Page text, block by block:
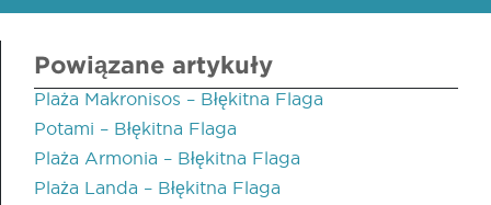
Powiązane artykuły
Plaża Makronisos – Błękitna Flaga
Potami – Błękitna Flaga
Plaża Armonia – Błękitna Flaga
Plaża Landa – Błękitna Flaga